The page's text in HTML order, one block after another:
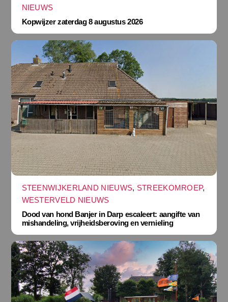
NIEUWS
Kopwijzer zaterdag 8 augustus 2026
STEENWIJKERLAND NIEUWS, STREEKOMROEP,
WESTERVELD NIEUWS
Dood van hond Banjer in Darp escaleert: aangifte van
mishandeling, vrijheidsberoving en vernieling